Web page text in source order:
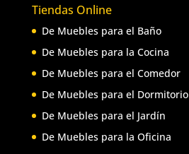
Tiendas Online
De Muebles para el Baño
De Muebles para la Cocina
De Muebles para el Comedor
De Muebles para el Dormitorio
De Muebles para el Jardín
De Muebles para la Oficina